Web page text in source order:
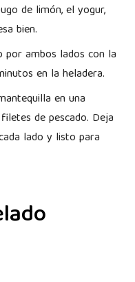
de limón, el yogur,
bien.
por ambos lados con la
en la heladera.
en una
de pescado. Deja
lado y listo para